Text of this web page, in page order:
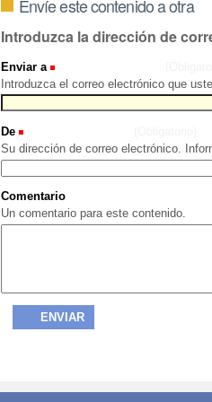
Envíe este contenido a otra
Introduzca la dirección de
Enviar a
Introduzca el correo electrónico que
De
Su dirección de correo electrónico.
Comentario
Un comentario para este contenido.